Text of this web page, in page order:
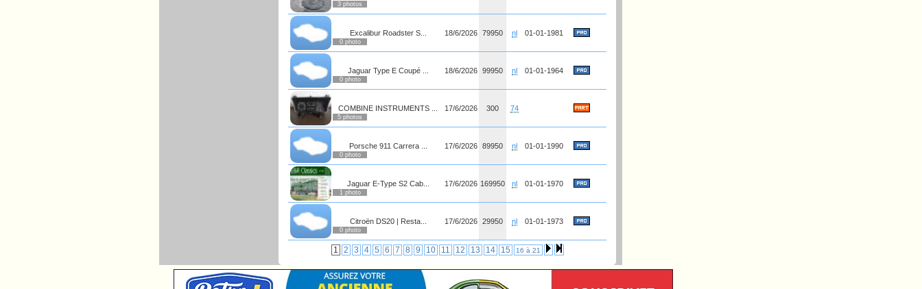
3 photos
Excalibur Roadster S...
0 photo
18/6/2026 79950 nl 01-01-1981
Jaguar Type E Coupé ...
0 photo
18/6/2026 99950 nl 01-01-1964
COMBINE INSTRUMENTS ...
5 photos
17/6/2026 300 74
Porsche 911 Carrera ...
0 photo
17/6/2026 89950 nl 01-01-1990
Jaguar E-Type S2 Cab...
1 photo
17/6/2026 169950 nl 01-01-1970
Citroën DS20 | Resta...
0 photo
17/6/2026 29950 nl 01-01-1973
1 2 3 4 5 6 7 8 9 10 11 12 13 14 15 16 à 21